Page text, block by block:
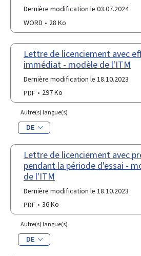
Dernière modification le 03.07.2024
WORD
28 Ko
Lettre de licenciement avec
immédiat - modèle de l'ITM
Dernière modification le 18.10.2023
PDF
297 Ko
Autre(s) langue(s)
DE
Lettre de licenciement avec
pendant la période d'essai -
de l'ITM
Dernière modification le 18.10.2023
PDF
36 Ko
Autre(s) langue(s)
DE